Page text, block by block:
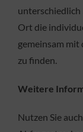
unterschiedlich
Ort die
gemeinsam mit
zu finden.
Weitere
Nutzen Sie